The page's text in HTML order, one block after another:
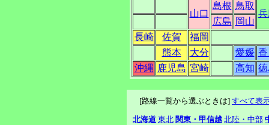
山口
島根 鳥取
広島 岡山
長崎
佐賀
福岡
熊本
大分 愛媛
沖縄 鹿児島 宮崎 高知
[路線一覧から選ぶときは] すべて表
北海道 東北 関東・甲信越 北陸・中部